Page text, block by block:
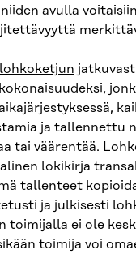
avulla
lohkoketjun
ja tallennettu
tai väärentää.
lokikirja
tallenteet
ja julkisesti
toimijalla ei ole
toimija voi